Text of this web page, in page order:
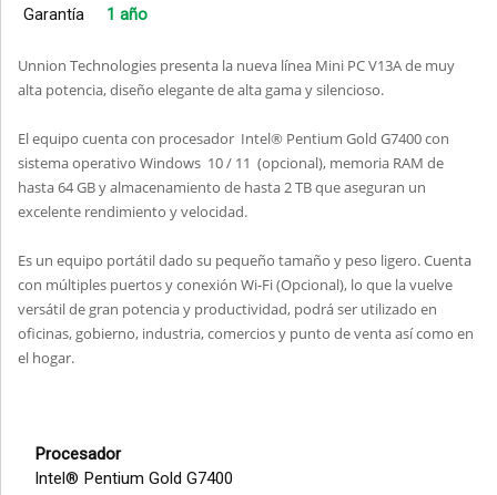
Garantía
1 año
Unnion Technologies presenta la nueva línea Mini PC V13A de muy
alta potencia, diseño elegante de alta gama y silencioso.
El equipo cuenta con procesador Intel® Pentium Gold G7400 con
sistema operativo Windows 10 / 11 (opcional), memoria RAM de
hasta 64 GB y almacenamiento de hasta 2 TB que aseguran un
excelente rendimiento y velocidad.
Es un equipo portátil dado su pequeño tamaño y peso ligero. Cuenta
con múltiples puertos y conexión Wi-Fi (Opcional), lo que la vuelve
versátil de gran potencia y productividad, podrá ser utilizado en
oficinas, gobierno, industria, comercios y punto de venta así como en
el hogar.
Procesador
Intel® Pentium Gold G7400